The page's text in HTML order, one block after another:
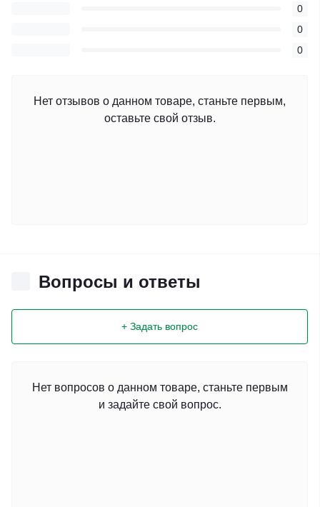
0
0
0
Нет отзывов о данном товаре, станьте первым,
оставьте свой отзыв.
Вопросы и ответы
+ Задать вопрос
Нет вопросов о данном товаре, станьте первым
и задайте свой вопрос.